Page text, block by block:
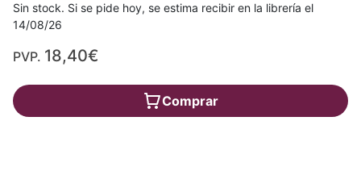
Sin stock. Si se pide hoy, se estima recibir en la librería el
14/08/26
PVP. 18,40€
Comprar